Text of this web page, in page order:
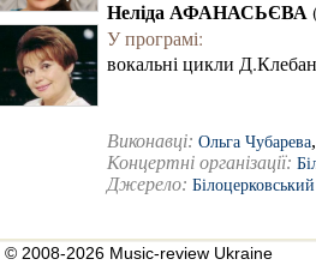
Неліда АФАНАСЬЄВА
У програмі:
вокальні цикли
Виконавці: Ольга Чубарева,
Концертні організації:
Джерело:
2026 Music-review Ukraine